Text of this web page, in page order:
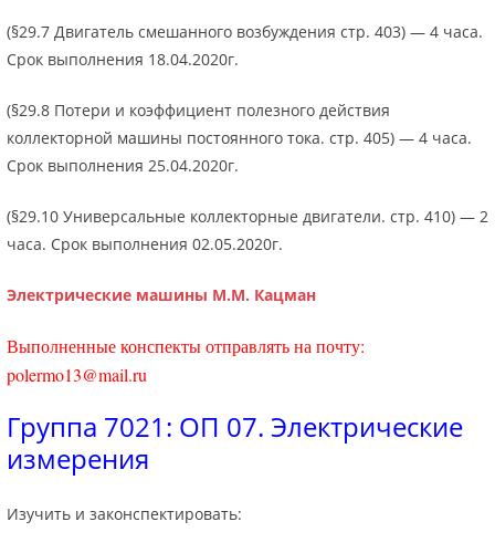
(§29.7 Двигатель смешанного возбуждения стр. 403) — 4 часа.
Срок выполнения 18.04.2020г.
(§29.8 Потери и коэффициент полезного действия
коллекторной машины постоянного тока. стр. 405) — 4 часа.
Срок выполнения 25.04.2020г.
(§29.10 Универсальные коллекторные двигатели. стр. 410) — 2
часа. Срок выполнения 02.05.2020г.
Электрические машины М.М. Кацман
Выполненные конспекты отправлять на почту:
polermo13@mail.ru
Группа 7021: ОП 07. Электрические
измерения
Изучить и законспектировать: